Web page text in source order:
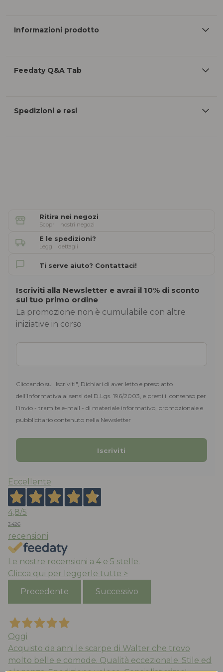
Informazioni prodotto
Feedaty Q&A Tab
Spedizioni e resi
Ritira nei negozi
Scopri i nostri negozi
E le spedizioni?
Leggi i dettagli
Ti serve aiuto? Contattaci!
Iscriviti alla Newsletter e avrai il 10% di sconto
sul tuo primo ordine
La promozione non è cumulabile con altre
iniziative in corso
Cliccando su "Iscriviti", Dichiari di aver letto e preso atto
dell’Informativa ai sensi del D.Lgs. 196/2003, e presti il consenso per
l’invio - tramite e-mail - di materiale informativo, promozionale e
pubblicitario contenuto nella Newsletter
Eccellente
4,8/5
3.426
recensioni
Le nostre recensioni a 4 e 5 stelle.
Clicca qui per leggerle tutte >
Precedente
Successivo
Oggi
Acquisto da anni le scarpe di Walter che trovo
molto belle e comode. Qualità eccezionale. Stile ed